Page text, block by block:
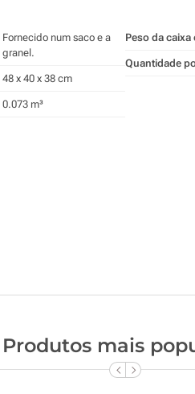
Fornecido num saco e a
granel.
48 x 40 x 38 cm
0.073 m³
Peso da caixa
Quantidade
Produtos mais